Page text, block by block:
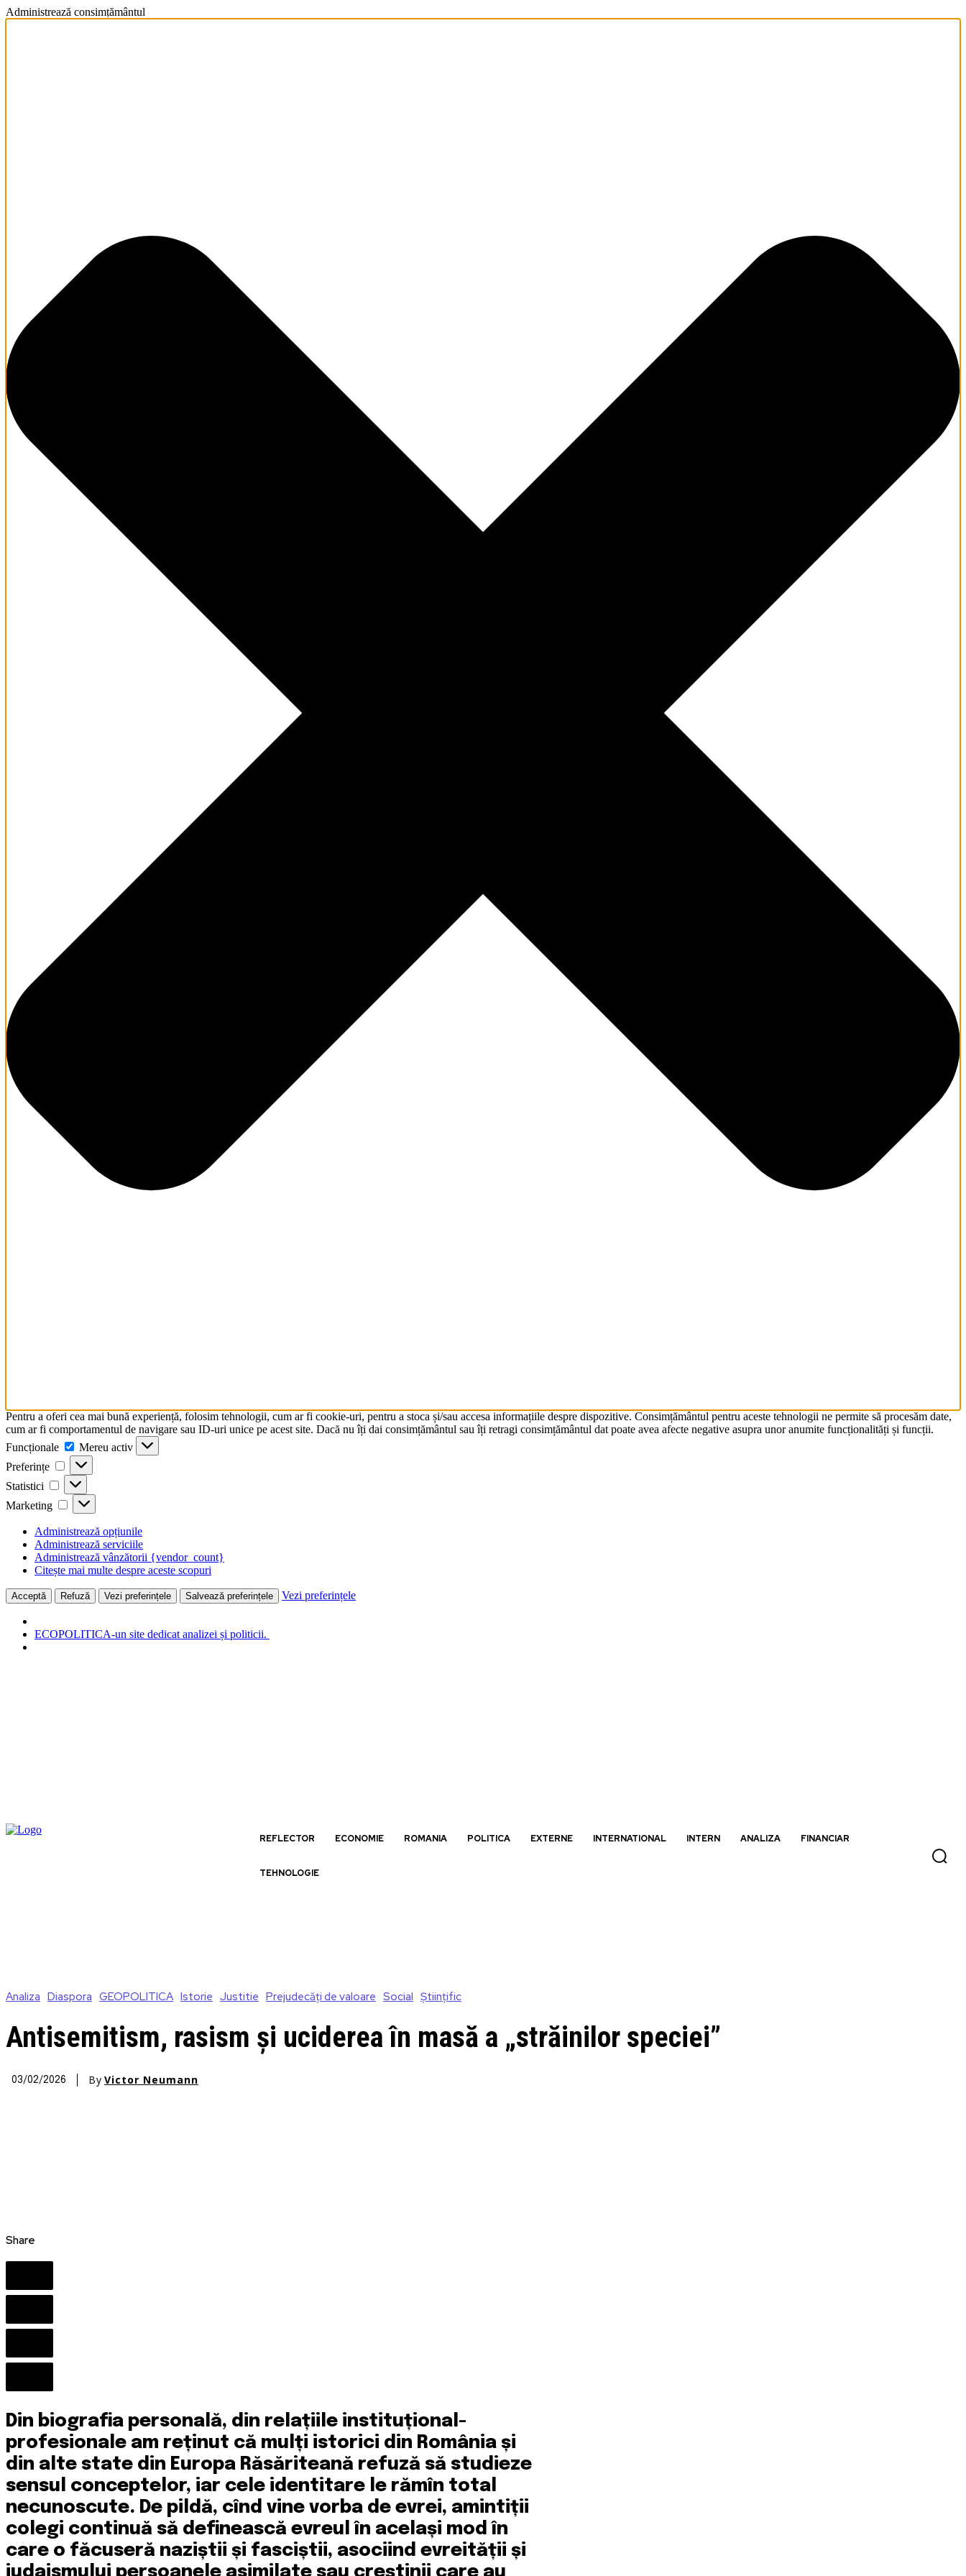
Administrează consimțământul
Pentru a oferi cea mai bună experiență, folosim tehnologii, cum ar fi cookie-uri, pentru a stoca și/sau accesa informațiile despre dispozitive. Consimțământul pentru aceste tehnologii ne permite să procesăm date,
cum ar fi comportamentul de navigare sau ID-uri unice pe acest site. Dacă nu îți dai consimțământul sau îți retragi consimțământul dat poate avea afecte negative asupra unor anumite funcționalități și funcții.
Funcționale
Funcționale
Mereu activ
Preferințe
Preferințe
Statistici Statistici
Marketing Marketing
Administrează opțiunile
Administrează serviciile
Administrează vânzătorii {vendor_count}
Citește mai multe despre aceste scopuri
Acceptă Refuză Vezi preferințele Salvează preferințele Vezi preferințele
ECOPOLITICA-un site dedicat analizei și politicii.
REFLECTOR ECONOMIE ROMANIA POLITICA EXTERNE INTERNATIONAL INTERN ANALIZA FINANCIAR
TEHNOLOGIE
Analiza Diaspora GEOPOLITICA Istorie Justitie Prejudecăți de valoare Social Științific
Antisemitism, rasism și uciderea în masă a „străinilor speciei”
03/02/2026 By Victor Neumann
Share
Din biografia personală, din relațiile instituțional-
profesionale am reținut că mulți istorici din România și
din alte state din Europa Răsăriteană refuză să studieze
sensul conceptelor, iar cele identitare le rămîn total
necunoscute. De pildă, cînd vine vorba de evrei, amintiții
colegi continuă să definească evreul în același mod în
care o făcuseră naziștii și fasciștii, asociind evreității și